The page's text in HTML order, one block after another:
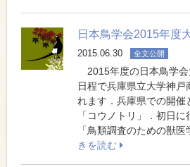
日本鳥学会2015年度
2015.06.30 全文公開
2015年度の日本鳥学
日程で兵庫県立大学神戸
れます．兵庫県での開催
「コウノトリ」．初日
「鳥類調査のための獣
きを読む